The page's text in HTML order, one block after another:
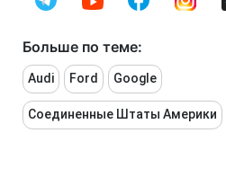
Больше по теме:
Audi Ford Google
Соединенные Штаты Америки